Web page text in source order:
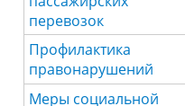
перевозок
Профилактика
правонарушений
Меры социальной